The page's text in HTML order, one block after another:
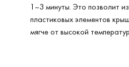
1–3 минуты. Это позволит
пластиковых элементов
мягче от высокой